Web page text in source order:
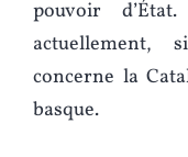
pouvoir
actuellement,
concerne la
basque.